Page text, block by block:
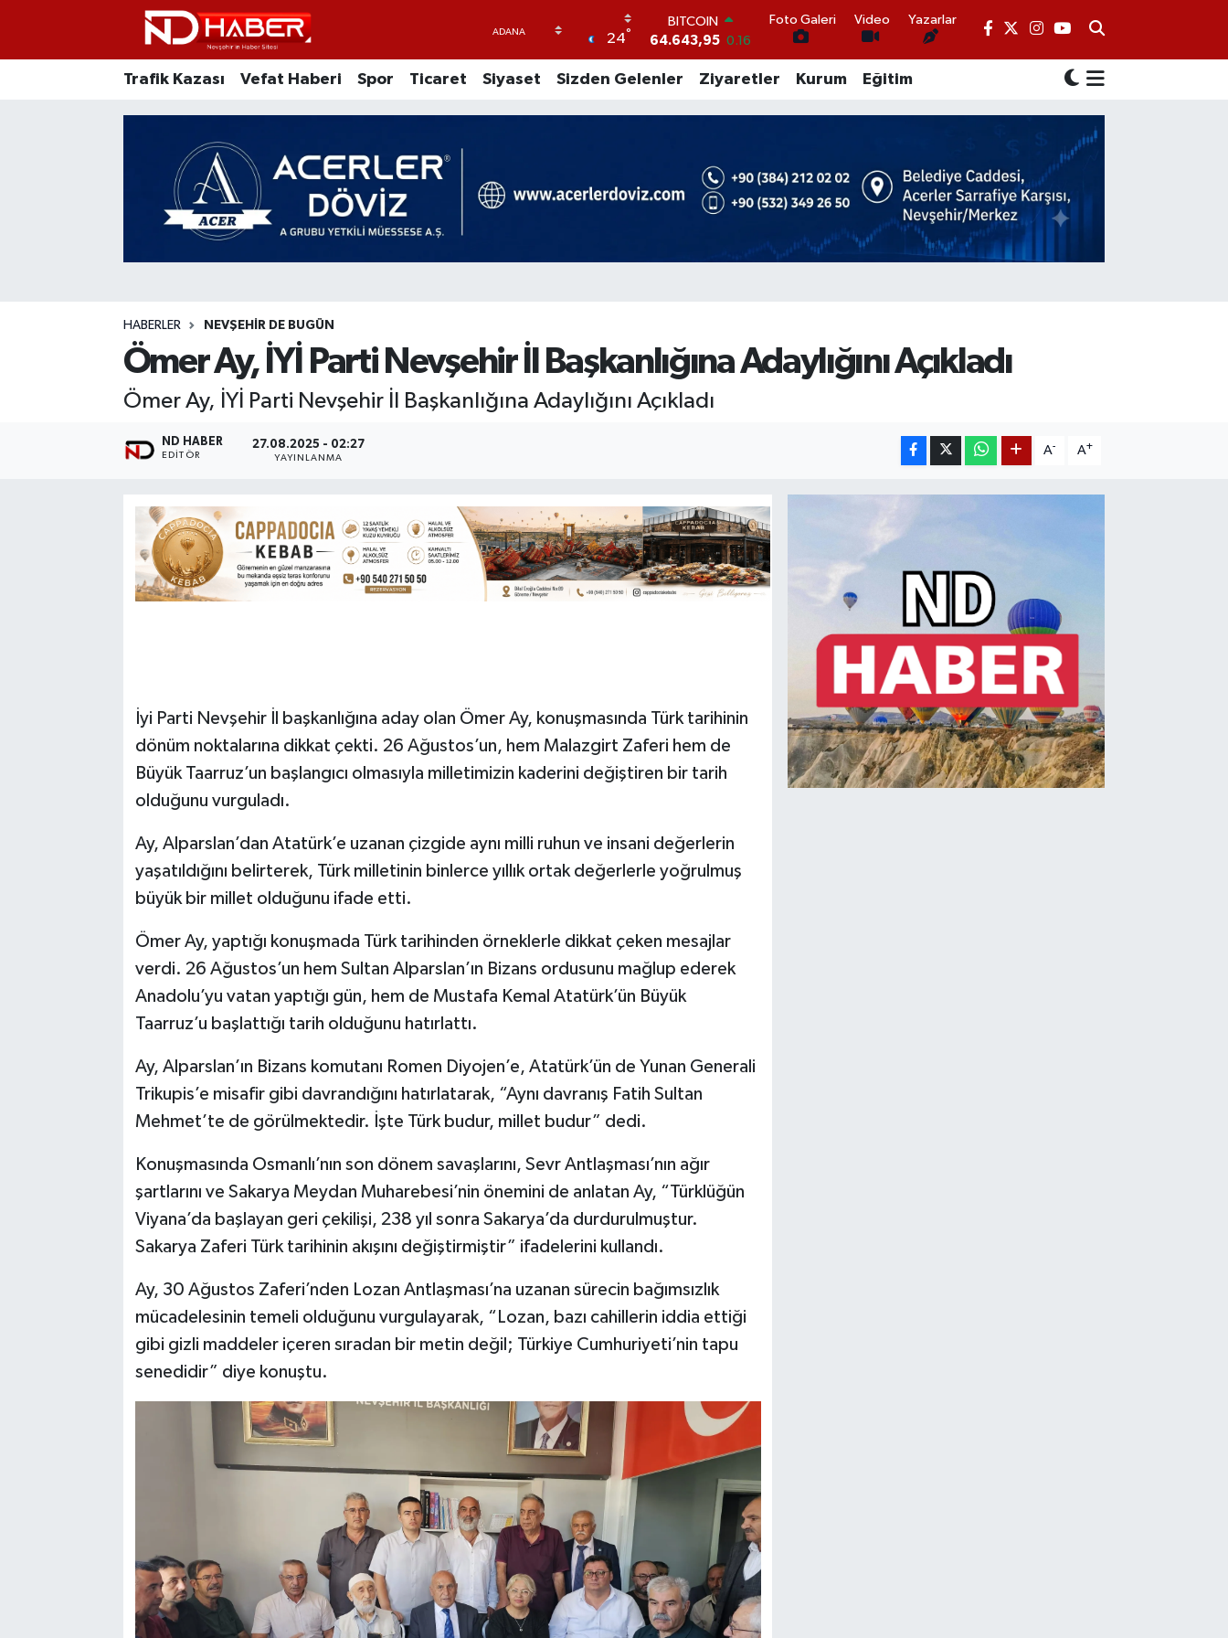
24°
DOLAR
47,6704 0
EURO
55,0406 -0.08
64,2143 0
BİST100
13.799 70
Foto Galeri Video Yazarlar
Trafik Kazası Vefat Haberi Spor Ticaret Siyaset Sizden Gelenler Ziyaretler Kurum Eğitim
HABERLER NEVŞEHIR DE BUGÜN
Ömer Ay, İYİ Parti Nevşehir İl Başkanlığına Adaylığını Açıkladı
Ömer Ay, İYİ Parti Nevşehir İl Başkanlığına Adaylığını Açıkladı
ND HABER
EDITÖR
27.08.2025 - 02:27
YAYINLANMA
A- A+
İyi Parti Nevşehir İl başkanlığına aday olan Ömer Ay, konuşmasında Türk tarihinin
dönüm noktalarına dikkat çekti. 26 Ağustos’un, hem Malazgirt Zaferi hem de
Büyük Taarruz’un başlangıcı olmasıyla milletimizin kaderini değiştiren bir tarih
olduğunu vurguladı.
Ay, Alparslan’dan Atatürk’e uzanan çizgide aynı milli ruhun ve insani değerlerin
yaşatıldığını belirterek, Türk milletinin binlerce yıllık ortak değerlerle yoğrulmuş
büyük bir millet olduğunu ifade etti.
Ömer Ay, yaptığı konuşmada Türk tarihinden örneklerle dikkat çeken mesajlar
verdi. 26 Ağustos’un hem Sultan Alparslan’ın Bizans ordusunu mağlup ederek
Anadolu’yu vatan yaptığı gün, hem de Mustafa Kemal Atatürk’ün Büyük
Taarruz’u başlattığı tarih olduğunu hatırlattı.
Ay, Alparslan’ın Bizans komutanı Romen Diyojen’e, Atatürk’ün de Yunan Generali
Trikupis’e misafir gibi davrandığını hatırlatarak, “Aynı davranış Fatih Sultan
Mehmet’te de görülmektedir. İşte Türk budur, millet budur” dedi.
Konuşmasında Osmanlı’nın son dönem savaşlarını, Sevr Antlaşması’nın ağır
şartlarını ve Sakarya Meydan Muharebesi’nin önemini de anlatan Ay, “Türklüğün
Viyana’da başlayan geri çekilişi, 238 yıl sonra Sakarya’da durdurulmuştur.
Sakarya Zaferi Türk tarihinin akışını değiştirmiştir” ifadelerini kullandı.
Ay, 30 Ağustos Zaferi’nden Lozan Antlaşması’na uzanan sürecin bağımsızlık
mücadelesinin temeli olduğunu vurgulayarak, “Lozan, bazı cahillerin iddia ettiği
gibi gizli maddeler içeren sıradan bir metin değil; Türkiye Cumhuriyeti’nin tapu
senedidir” diye konuştu.
Vefat Haberi
Nevşehir Hava Durumu
Nevşehir Trafik Yoğunluk Haritası
Süper Lig Puan Durumu ve Fikstür
Haber Arşivi